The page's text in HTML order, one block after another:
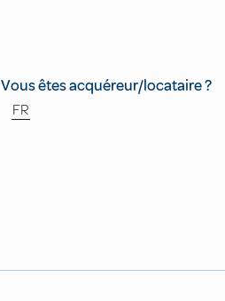
Vous êtes acquéreur/locataire ?
FR